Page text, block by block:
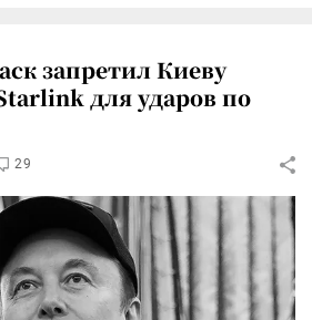
запретил Киеву
для ударов по
29